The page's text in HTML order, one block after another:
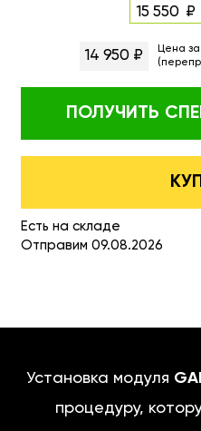
15 550
14 950 ₽
Цена
ПОЛУЧИТЬ
Есть на складе
Отправим 09.08.2026
Установка модуля
процедуру,